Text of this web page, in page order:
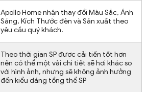
Apollo Home nhận thay đổi Màu Sắc, Ánh
Sáng, Kích Thước đèn và Sản xuất theo
yêu cầu quý khách.
Theo thời gian SP được cải tiến tốt hơn
nên có thể một vài chi tiết sẽ hơi khác so
với hình ảnh, nhưng sẽ không ảnh hưởng
đến kiểu dáng tổng thể SP